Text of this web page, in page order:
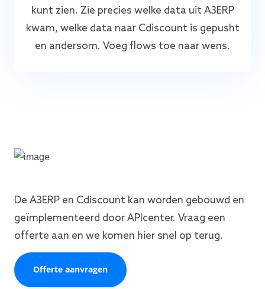
kunt zien. Zie precies welke data uit A3ERP
kwam, welke data naar Cdiscount is gepusht
en andersom. Voeg flows toe naar wens.
De A3ERP en Cdiscount kan worden gebouwd en
geïmplementeerd door APIcenter. Vraag een
offerte aan en we komen hier snel op terug.
Offerte aanvragen